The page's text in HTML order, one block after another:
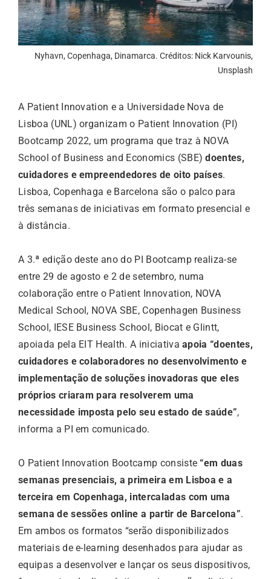
Nyhavn, Copenhaga, Dinamarca. Créditos: Nick Karvounis,
Unsplash
A Patient Innovation e a Universidade Nova de
Lisboa (UNL) organizam o Patient Innovation (PI)
Bootcamp 2022, um programa que traz à NOVA
School of Business and Economics (SBE)doentes,
cuidadores e empreendedores de oito países.
Lisboa, Copenhaga e Barcelona são o palco para
três semanas de iniciativas em formato presencial e
à distância.
A 3.ª edição deste ano do PI Bootcamp realiza-se
entre 29 de agosto e 2 de setembro, numa
colaboração entre o Patient Innovation, NOVA
Medical School, NOVA SBE, Copenhagen Business
School, IESE Business School, Biocat e Glintt,
apoiada pela EIT Health. A iniciativaapoia “doentes,
cuidadores e colaboradores no desenvolvimento e
implementação de soluções inovadoras que eles
próprios criaram para resolverem uma
necessidade imposta pelo seu estado de saúde”,
informa a PI em comunicado.
O Patient Innovation Bootcamp consiste“em duas
semanas presenciais, a primeira em Lisboa e a
terceira em Copenhaga, intercaladas com uma
semana de sessões online a partir de Barcelona”.
Em ambos os formatos “serão disponibilizados
materiais de e-learning desenhados para ajudar as
equipas a desenvolver e lançar os seus dispositivos,